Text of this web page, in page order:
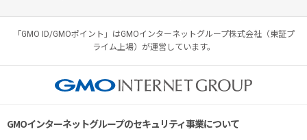
「GMO ID/GMOポイント」はGMOインターネットグループ株式会社（東証プ
ライム上場）が運営しています。
GMOインターネットグループのセキュリティ事業について